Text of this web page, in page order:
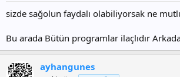
sizde sağolun faydalı olabiliyorsak ne
Bu arada Bütün programlar ilaçlıdır
ayhangunes